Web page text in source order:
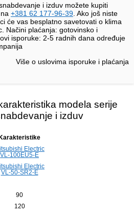
i izduv možete kupiti
+381 62 177-96-39 . Ako još niste
će vas besplatno savetovati o klima
Načini plaćanja: gotovinsko i
isporuke: 2-5 radnih dana određuje
Više o uslovima isporuke i plaćanja
modela serije
i izduv
Karakteristike
Electric
VL-100EU5-E
Electric
VL-50-SR2-E
90
120